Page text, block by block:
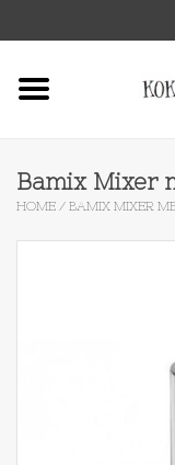
Bamix Mixer
HOME / BAMIX MIXER